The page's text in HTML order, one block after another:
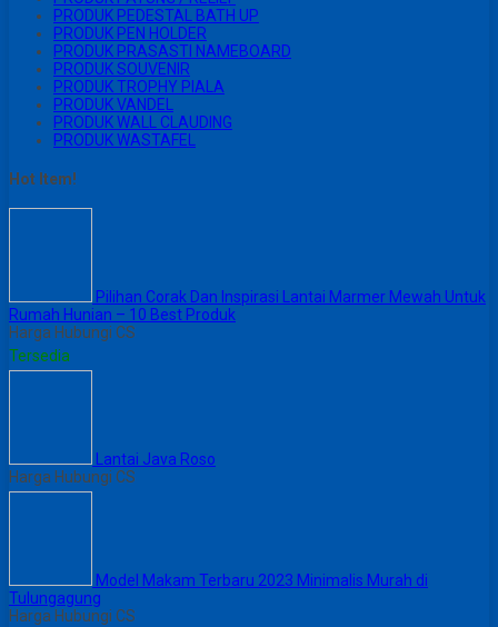
PRODUK PEDESTAL BATH UP
PRODUK PEN HOLDER
PRODUK PRASASTI NAMEBOARD
PRODUK SOUVENIR
PRODUK TROPHY PIALA
PRODUK VANDEL
PRODUK WALL CLAUDING
PRODUK WASTAFEL
Hot Item!
Pilihan Corak Dan Inspirasi Lantai Marmer Mewah Untuk
Rumah Hunian – 10 Best Produk
Harga Hubungi CS
Tersedia
Lantai Java Roso
Harga Hubungi CS
Model Makam Terbaru 2023 Minimalis Murah di
Tulungagung
Harga Hubungi CS